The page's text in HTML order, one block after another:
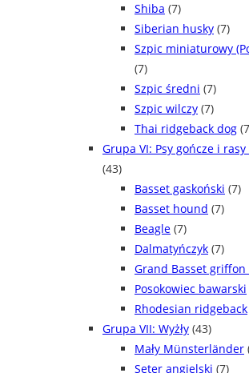
Shiba (7)
Siberian husky (7)
Szpic miniaturowy
(7)
Szpic średni (7)
Szpic wilczy (7)
Thai ridgeback dog
Grupa VI: Psy gończe i
(43)
Basset gaskoński (7)
Basset hound (7)
Beagle (7)
Dalmatyńczyk (7)
Grand Basset griffon
Posokowiec bawarski
Rhodesian ridgeback
Grupa VII: Wyżły (43)
Mały Münsterländer
Seter angielski (7)